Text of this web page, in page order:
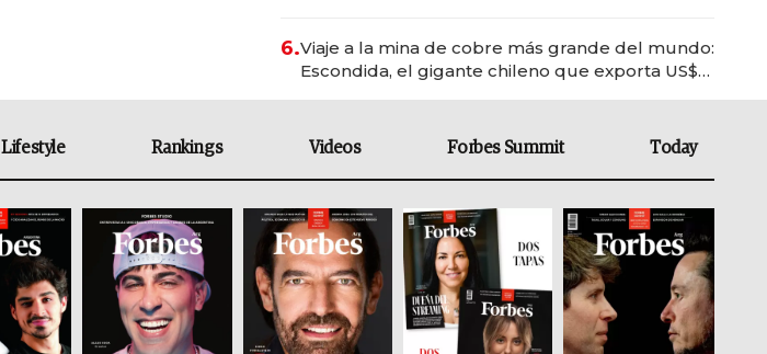
6.Viaje a la mina de cobre más grande del mundo:
Escondida, el gigante chileno que exporta US$
Lifestyle Rankings Videos Forbes Summit Today